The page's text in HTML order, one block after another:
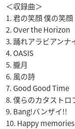
＜収録曲＞
1. 君の笑顔 僕の笑顔
2. Over the Horizon
3. 踊れアラビアンナ
4. OASIS
5. 朧月
6. 風の詩
7. Good Good Time
8. 僕らのカタストロ
9. Bang!バンザイ!!
10. Happy memories